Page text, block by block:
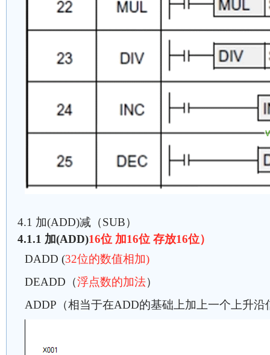
4.1 加(ADD)减（SUB）
4.1.1 加(ADD)16位 加16位 存放16位）
DADD (32位的数值相加)
DEADD（浮点数的加法）
ADDP（相当于在ADD的基础上加上一个上升沿